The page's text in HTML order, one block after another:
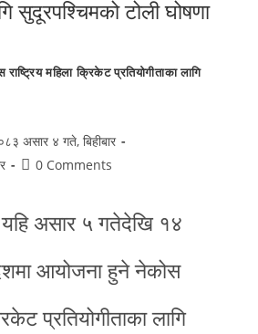
महिला क्रिकेट प्रतियोगीताका लागि
असार ४ गते, बिहीबार
0 Comments
असार ५ गतेदेखि १४
आयोजना हुने नेकोस
प्रतियोगीताका लागि